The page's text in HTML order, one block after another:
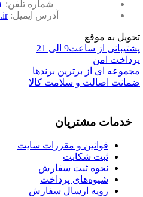
شماره تلفن:
آدرس ایمیل:
تحویل به موقع
پشتیبانی از ساعت9 الی 21
پرداخت امن
مجموعه ای از برترین برندها
ضمانت اصالت و سلامت کالا
خدمات مشتریان
قوانین و مقررات سایت
ثبت شکایت
نحوه ثبت سفارش
شیوه‌های پرداخت
رویه ارسال سفارش